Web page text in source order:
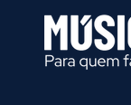
TÓPICOS